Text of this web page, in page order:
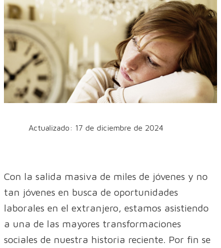
Actualizado: 17 de diciembre de 2024
Con la salida masiva de miles de jóvenes y no
tan jóvenes en busca de oportunidades
laborales en el extranjero, estamos asistiendo
a una de las mayores transformaciones
sociales de nuestra historia reciente. Por fin se